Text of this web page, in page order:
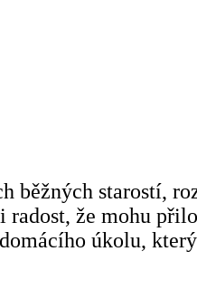
běžných starostí,
že mohu
úkolu,